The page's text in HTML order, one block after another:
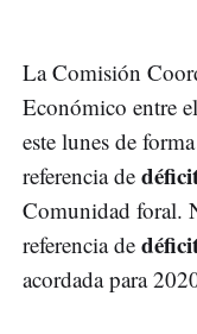
La Comisión
Económico entre el
este lunes de
referencia de
Comunidad foral.
referencia de
acordada para